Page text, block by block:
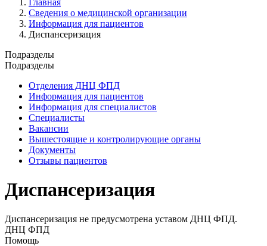
Главная
Сведения о медицинской организации
Информация для пациентов
Диспансеризация
Подразделы
Подразделы
Отделения ДНЦ ФПД
Информация для пациентов
Информация для специалистов
Специалисты
Вакансии
Вышестоящие и контролирующие органы
Документы
Отзывы пациентов
Диспансеризация
Диспансеризация не предусмотрена уставом ДНЦ ФПД.
ДНЦ ФПД
Помощь